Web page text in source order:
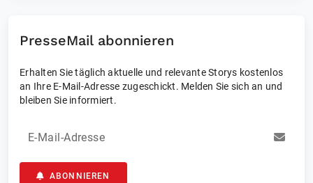
PresseMail abonnieren
Erhalten Sie täglich aktuelle und relevante Storys kostenlos
an Ihre E-Mail-Adresse zugeschickt. Melden Sie sich an und
bleiben Sie informiert.
E-Mail-Adresse
ABONNIEREN